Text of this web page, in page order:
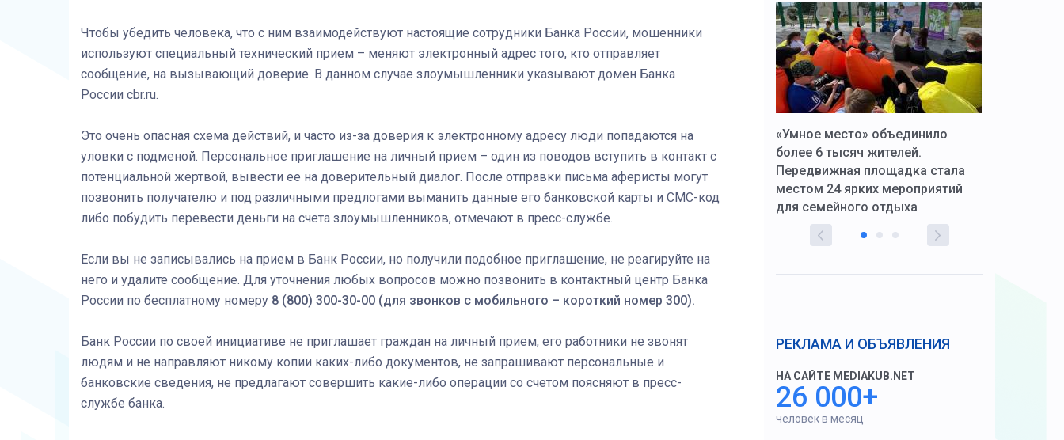
Чтобы убедить человека, что с ним взаимодействуют настоящие сотрудники Банка России, мошенники
используют специальный технический прием – меняют электронный адрес того, кто отправляет
сообщение, на вызывающий доверие. В данном случае злоумышленники указывают домен Банка
России cbr.ru.
Это очень опасная схема действий, и часто из-за доверия к электронному адресу люди попадаются на
уловки с подменой. Персональное приглашение на личный прием – один из поводов вступить в контакт с
потенциальной жертвой, вывести ее на доверительный диалог. После отправки письма аферисты могут
позвонить получателю и под различными предлогами выманить данные его банковской карты и СМС-код
либо побудить перевести деньги на счета злоумышленников, отмечают в пресс-службе.
Если вы не записывались на прием в Банк России, но получили подобное приглашение, не реагируйте на
него и удалите сообщение. Для уточнения любых вопросов можно позвонить в контактный центр Банка
России по бесплатному номеру 8 (800) 300-30-00 (для звонков с мобильного – короткий номер 300).
Банк России по своей инициативе не приглашает граждан на личный прием, его работники не звонят
людям и не направляют никому копии каких-либо документов, не запрашивают персональные и
банковские сведения, не предлагают совершить какие-либо операции со счетом поясняют в пресс-
службе банка.
Штурмовик огня. Казак Алексей
Коробов после возвращения со
спецоперации сделал
реальностью свою детскую
мечту
«Умное место» объединило
более 6 тысяч жителей.
Передвижная площадка стала
местом 24 ярких мероприятий
для семейного отдыха
РЕКЛАМА И ОБЪЯВЛЕНИЯ
НА САЙТЕ MEDIAKUB.NET
26 000+
человек в месяц